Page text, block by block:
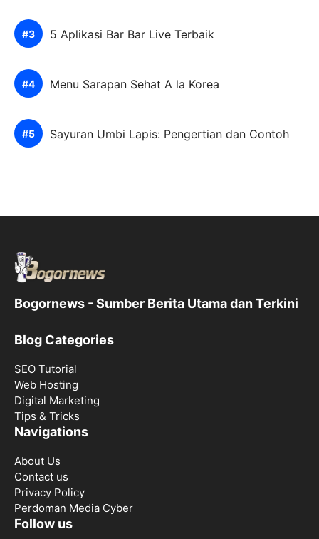
5 Aplikasi Bar Bar Live Terbaik
Menu Sarapan Sehat A la Korea
Sayuran Umbi Lapis: Pengertian dan Contoh
Bogornews - Sumber Berita Utama dan Terkini
Blog Categories
SEO Tutorial
Web Hosting
Digital Marketing
Tips & Tricks
Navigations
About Us
Contact us
Privacy Policy
Perdoman Media Cyber
Follow us